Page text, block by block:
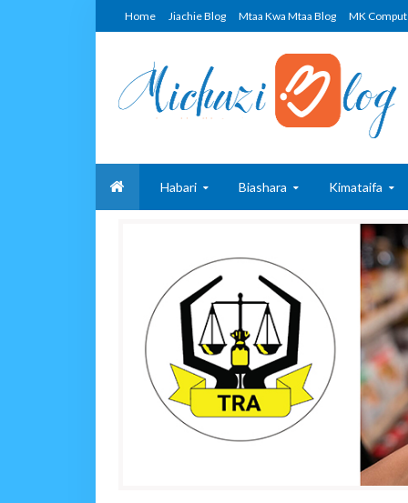
Home Jiachie Blog Mtaa Kwa Mtaa Blog MK
Habari Biashara Kimataifa